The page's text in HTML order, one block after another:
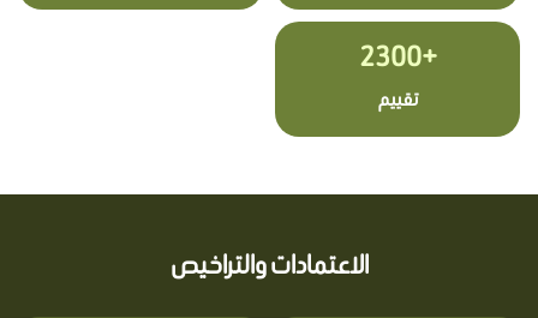
+2300
تقييم
الاعتمادات والتراخيص